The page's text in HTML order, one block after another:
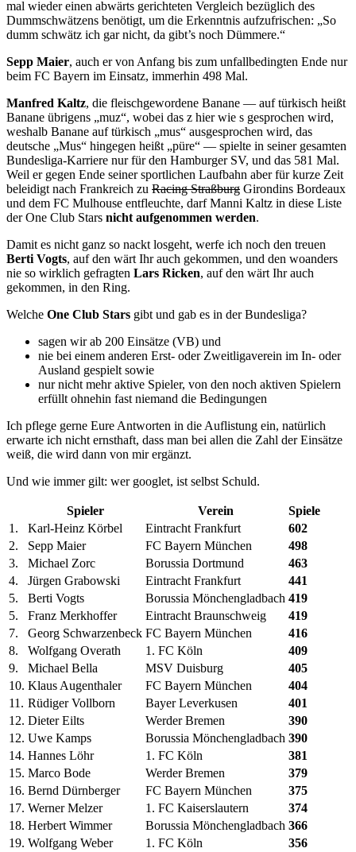
mal wieder einen abwärts gerichteten Vergleich bezüglich des
Dummschwätzens benötigt, um die Erkenntnis aufzufrischen: „So
dumm schwätz ich gar nicht, da gibt’s noch Dümmere.“
Sepp Maier, auch er von Anfang bis zum unfallbedingten Ende nur
beim FC Bayern im Einsatz, immerhin 498 Mal.
Manfred Kaltz, die fleischgewordene Banane — auf türkisch heißt
Banane übrigens „muz“, wobei das z hier wie s gesprochen wird,
weshalb Banane auf türkisch „mus“ ausgesprochen wird, das
deutsche „Mus“ hingegen heißt „püre“ — spielte in seiner gesamten
Bundesliga-Karriere nur für den Hamburger SV, und das 581 Mal.
Weil er gegen Ende seiner sportlichen Laufbahn aber für kurze Zeit
beleidigt nach Frankreich zu Racing Straßburg Girondins Bordeaux
und dem FC Mulhouse entfleuchte, darf Manni Kaltz in diese Liste
der One Club Stars nicht aufgenommen werden.
Damit es nicht ganz so nackt losgeht, werfe ich noch den treuen
Berti Vogts, auf den wärt Ihr auch gekommen, und den woanders
nie so wirklich gefragten Lars Ricken, auf den wärt Ihr auch
gekommen, in den Ring.
Welche One Club Stars gibt und gab es in der Bundesliga?
sagen wir ab 200 Einsätze (VB) und
nie bei einem anderen Erst- oder Zweitligaverein im In- oder
Ausland gespielt sowie
nur nicht mehr aktive Spieler, von den noch aktiven Spielern
erfüllt ohnehin fast niemand die Bedingungen
Ich pflege gerne Eure Antworten in die Auflistung ein, natürlich
erwarte ich nicht ernsthaft, dass man bei allen die Zahl der Einsätze
weiß, die wird dann von mir ergänzt.
Und wie immer gilt: wer googlet, ist selbst Schuld.
Spieler Verein
Spiele
1.
Karl-Heinz Körbel Eintracht Frankfurt
602
2.
Sepp Maier FC Bayern München
498
3.
Michael Zorc Borussia Dortmund
463
4.
Jürgen Grabowski Eintracht Frankfurt
441
5.
Berti Vogts Borussia Mönchengladbach 419
5.
Franz Merkhoffer Eintracht Braunschweig
419
7.
Georg Schwarzenbeck FC Bayern München
416
8.
Wolfgang Overath 1. FC Köln
409
9.
Michael Bella MSV Duisburg
405
10. Klaus Augenthaler FC Bayern München
404
11. Rüdiger Vollborn Bayer Leverkusen
401
12. Dieter Eilts Werder Bremen
390
12. Uwe Kamps Borussia Mönchengladbach 390
14. Hannes Löhr 1. FC Köln
381
15. Marco Bode Werder Bremen
379
16. Bernd Dürnberger FC Bayern München
375
17. Werner Melzer 1. FC Kaiserslautern
374
18. Herbert Wimmer Borussia Mönchengladbach 366
19. Wolfgang Weber 1. FC Köln
356